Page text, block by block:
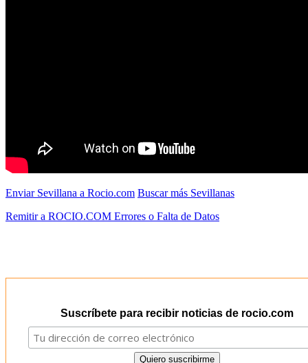
Enviar Sevillana a Rocio.com Buscar más Sevillanas
Remitir a ROCIO.COM Errores o Falta de Datos
Suscríbete para recibir noticias de rocio.com